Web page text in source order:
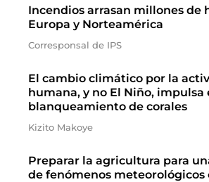
Incendios arrasan millones de
Europa y Norteamérica
Corresponsal de IPS
El cambio climático por la
humana, y no El Niño, impulsa
blanqueamiento de corales
Kizito Makoye
Preparar la agricultura para
de fenómenos meteorológicos